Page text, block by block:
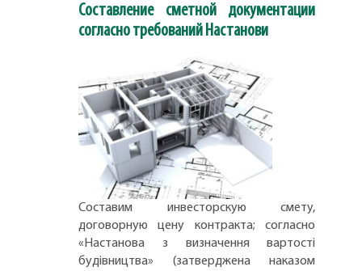
Составление сметной документации
согласно требований Настанови
Составим инвесторскую смету,
договорную цену контракта; согласно
«Настанова з визначення вартості
будівництва» (затверджена наказом